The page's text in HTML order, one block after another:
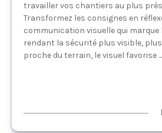
travailler vos chantiers au plus
Transformez les consignes en
communication visuelle qui marque
rendant la sécurité plus visible,
proche du terrain, le visuel favorise ...